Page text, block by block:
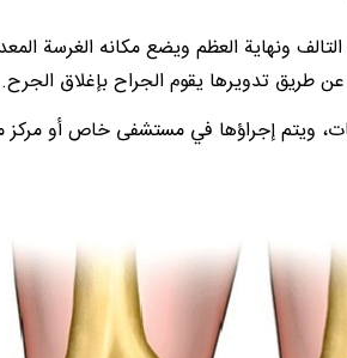
ونهاية العظم ويضع مكانه الغرسة
طريق تدويرها يقوم الجراح بإغلاق الجرح.